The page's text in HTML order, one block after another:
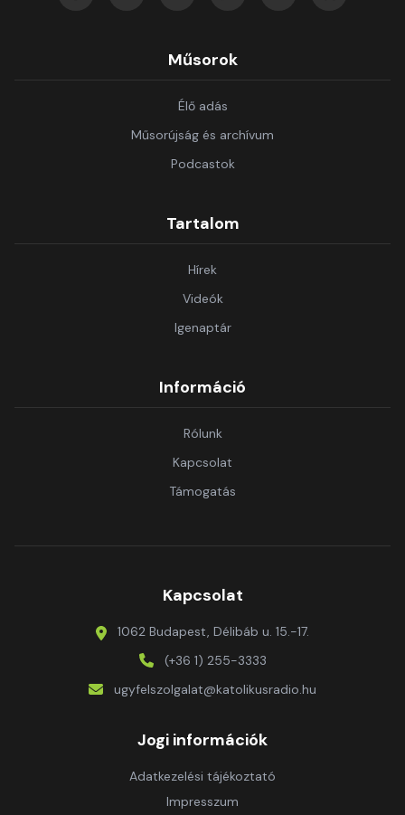
Műsorok
Élő adás
Műsorújság és archívum
Podcastok
Tartalom
Hírek
Videók
Igenaptár
Információ
Rólunk
Kapcsolat
Támogatás
Kapcsolat
1062 Budapest, Délibáb u. 15.-17.
(+36 1) 255-3333
ugyfelszolgalat@katolikusradio.hu
Jogi információk
Adatkezelési tájékoztató
Impresszum